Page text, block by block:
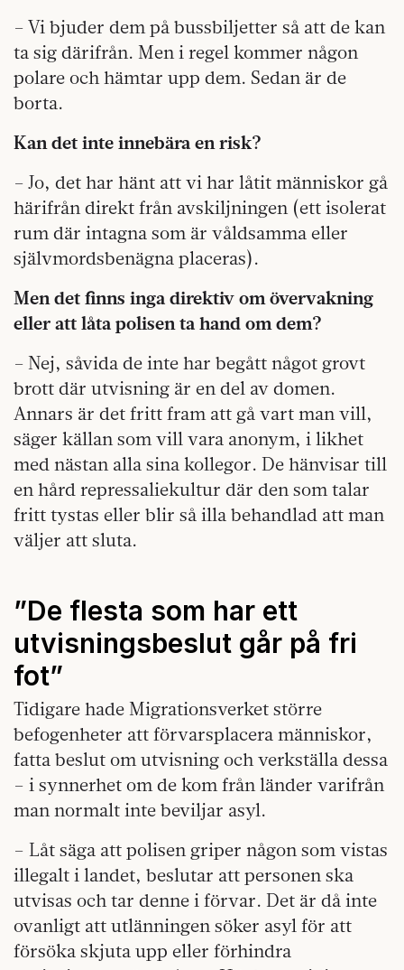
– Vi bjuder dem på bussbiljetter så att de kan
ta sig därifrån. Men i regel kommer någon
polare och hämtar upp dem. Sedan är de
borta.
Kan det inte innebära en risk?
– Jo, det har hänt att vi har låtit människor gå
härifrån direkt från avskiljningen (ett isolerat
rum där intagna som är våldsamma eller
självmordsbenägna placeras).
Men det finns inga direktiv om övervakning
eller att låta polisen ta hand om dem?
– Nej, såvida de inte har begått något grovt
brott där utvisning är en del av domen.
Annars är det fritt fram att gå vart man vill,
säger källan som vill vara anonym, i likhet
med nästan alla sina kollegor. De hänvisar till
en hård repressaliekultur där den som talar
fritt tystas eller blir så illa behandlad att man
väljer att sluta.
”De flesta som har ett
utvisningsbeslut går på fri
fot”
Tidigare hade Migrationsverket större
befogenheter att förvarsplacera människor,
fatta beslut om utvisning och verkställa dessa
– i synnerhet om de kom från länder varifrån
man normalt inte beviljar asyl.
– Låt säga att polisen griper någon som vistas
illegalt i landet, beslutar att personen ska
utvisas och tar denne i förvar. Det är då inte
ovanligt att utlänningen söker asyl för att
försöka skjuta upp eller förhindra